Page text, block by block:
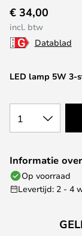
naar
het
begin
de
gallerij
LED lamp 5W 3-
€ 34,00
incl. btw
Datablad
1
Informatie
Op voorraad
Levertijd: 2 - 4